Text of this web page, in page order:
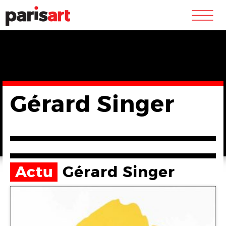
m
Gérard Singer
Actu Gérard Singer